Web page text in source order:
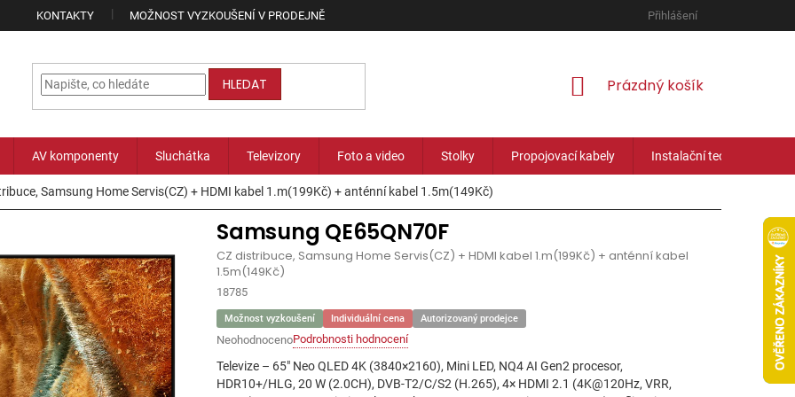
KONTAKTY MOŽNOST VYZKOUŠENÍ V PRODEJNĚ Přihlášení
HLEDAT
NÁKUPNÍ
Prázdný košík
AV komponenty Sluchátka Televizory Foto a video Stolky Propojovací kabely Instalační technika
Samsung Home Servis(CZ) + HDMI kabel 1.m(199Kč) + anténní kabel 1.5m(149Kč)
Možnost vyzkoušení Individuální cena Autorizovaný prodejce
Průměrné
hodnocení
produktu
je
NeohodnocenoPodrobnosti hodnocení
Samsung QE65QN70F
CZ distribuce, Samsung Home Servis(CZ) + HDMI kabel 1.m(199Kč) + anténní kabel
1.5m(149Kč)
18785
Televize – 65" Neo QLED 4K (3840×2160), Mini LED, NQ4 AI Gen2 procesor,
HDR10+/HLG, 20 W (2.0CH), DVB-T2/C/S2 (H.265), 4× HDMI 2.1 (4K@120Hz, VRR,